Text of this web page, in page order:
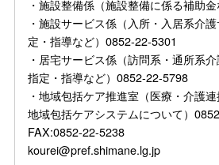
・施設整備係（施設整備に係る補助金
・施設サービス係（入所・入居系介
定・指導など）0852-22-5301
・居宅サービス係（訪問系・通所系
指定・指導など）0852-22-5798
・地域包括ケア推進室（医療・介護
地域包括ケアシステムについて）
FAX:0852-22-5238
kourei@pref.shimane.lg.jp